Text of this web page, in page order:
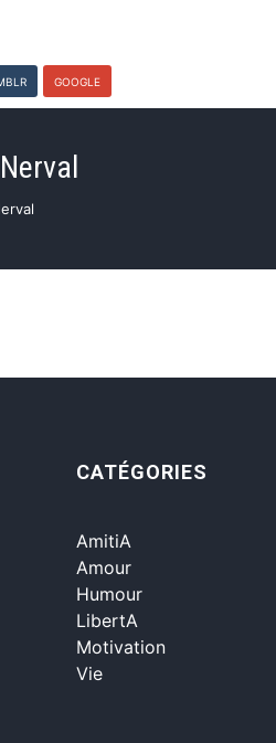
GOOGLE
CATÉGORIES
AmitiA
Amour
Humour
LibertA
Motivation
Vie